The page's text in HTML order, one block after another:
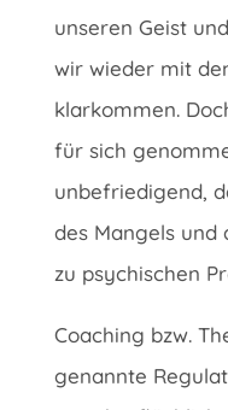
unseren Geist
wir wieder mit
klarkommen.
für sich
unbefriedigend,
des Mangels und
zu psychischen
Coaching bzw.
genannte